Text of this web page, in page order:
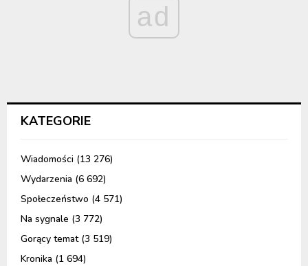
ad
KATEGORIE
Wiadomości (13 276)
Wydarzenia (6 692)
Społeczeństwo (4 571)
Na sygnale (3 772)
Gorący temat(3 519)
Kronika (1 694)